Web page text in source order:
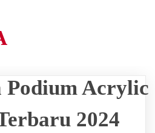
Podium Acrylic
2024